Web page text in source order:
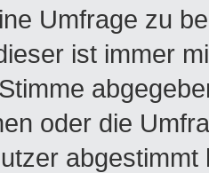
Umfrage zu
ist immer
oder die